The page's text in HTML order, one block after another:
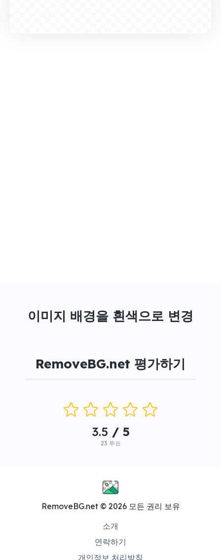
이미지 배경을 흰색으로 변경
RemoveBG.net 평가하기
3.5 / 5
23 투표
RemoveBG.net © 2026 모든 권리 보유
소개
연락하기
개인정보 처리방침